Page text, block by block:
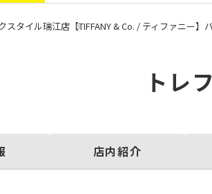
スタイル瑞江店 【TIFFANY & Co. / ティファニー
トレ
店内紹介